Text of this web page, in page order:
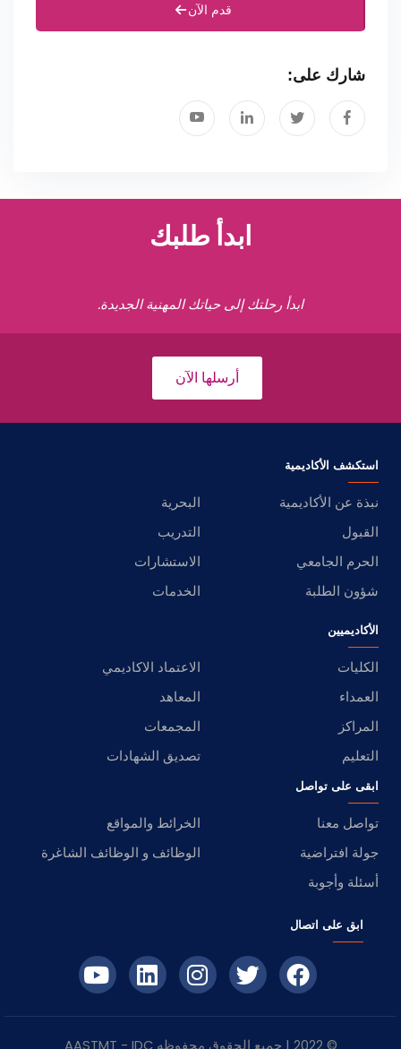
قدم الآن
شارك على:
ابدأ طلبك
ابدأ رحلتك إلى حياتك المهنية الجديدة.
أرسلها الآن
استكشف الأكاديمية
نبذة عن الأكاديمية
البحرية
القبول
التدريب
الحرم الجامعي
الاستشارات
شؤون الطلبة
الخدمات
الأكاديميين
الكليات
الاعتماد الاكاديمي
العمداء
المعاهد
المراكز
المجمعات
التعليم
تصديق الشهادات
ابقى على تواصل
تواصل معنا
الخرائط والمواقع
جولة افتراضية
الوظائف و الوظائف الشاغرة
أسئلة وأجوبة
ابق على اتصال
© 2022 | جميع الحقوق محفوظه IDC
- AASTMT